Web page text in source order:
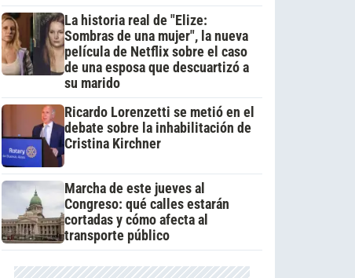
La historia real de "Elize:
Sombras de una mujer", la nueva
película de Netflix sobre el caso
de una esposa que descuartizó a
su marido
Ricardo Lorenzetti se metió en el
debate sobre la inhabilitación de
Cristina Kirchner
Marcha de este jueves al
Congreso: qué calles estarán
cortadas y cómo afecta al
transporte público